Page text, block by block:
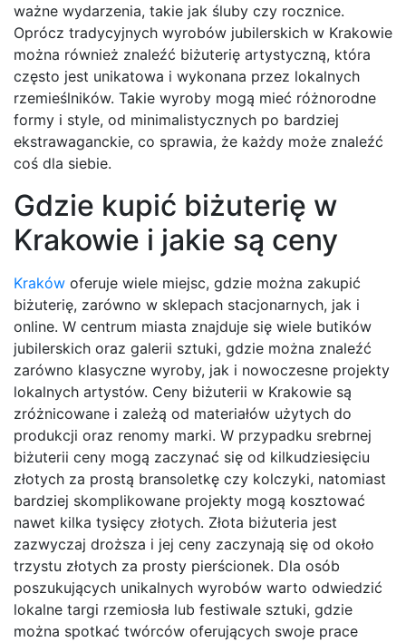
ważne wydarzenia, takie jak śluby czy rocznice.
Oprócz tradycyjnych wyrobów jubilerskich w Krakowie
można również znaleźć biżuterię artystyczną, która
często jest unikatowa i wykonana przez lokalnych
rzemieślników. Takie wyroby mogą mieć różnorodne
formy i style, od minimalistycznych po bardziej
ekstrawaganckie, co sprawia, że każdy może znaleźć
coś dla siebie.
Gdzie kupić biżuterię w
Krakowie i jakie są ceny
Kraków oferuje wiele miejsc, gdzie można zakupić
biżuterię, zarówno w sklepach stacjonarnych, jak i
online. W centrum miasta znajduje się wiele butików
jubilerskich oraz galerii sztuki, gdzie można znaleźć
zarówno klasyczne wyroby, jak i nowoczesne projekty
lokalnych artystów. Ceny biżuterii w Krakowie są
zróżnicowane i zależą od materiałów użytych do
produkcji oraz renomy marki. W przypadku srebrnej
biżuterii ceny mogą zaczynać się od kilkudziesięciu
złotych za prostą bransoletkę czy kolczyki, natomiast
bardziej skomplikowane projekty mogą kosztować
nawet kilka tysięcy złotych. Złota biżuteria jest
zazwyczaj droższa i jej ceny zaczynają się od około
trzystu złotych za prosty pierścionek. Dla osób
poszukujących unikalnych wyrobów warto odwiedzić
lokalne targi rzemiosła lub festiwale sztuki, gdzie
można spotkać twórców oferujących swoje prace